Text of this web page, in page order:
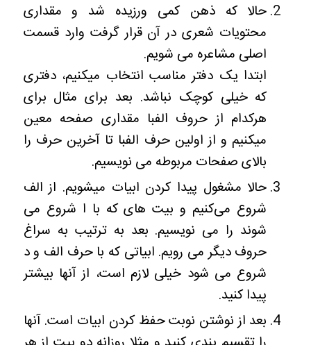
حالا که ذهن کمی ورزیده شد و مقداری
محتویات شعری در آن قرار گرفت وارد قسمت
اصلی مشاعره می شویم.
ابتدا یک دفتر مناسب انتخاب میکنیم، دفتری
که خیلی کوچک نباشد. بعد برای مثال برای
هرکدام از حروف الفبا مقداری صفحه معین
میکنیم و از اولین حرف الفبا تا آخرین حرف را
بالای صفحات مربوطه می‌ نویسیم.
حالا مشغول پیدا کردن ابیات میشویم. از الف
شروع می‌کنیم و بیت های که با ا شروع می
شوند را می نویسیم. بعد به ترتیب به سراغ
حروف دیگر می رویم. ابیاتی که با حرف الف و د
شروع می شود خیلی لازم است، از آنها بیشتر
پیدا کنید.
بعد از نوشتن نوبت حفظ کردن ابیات است. آنها